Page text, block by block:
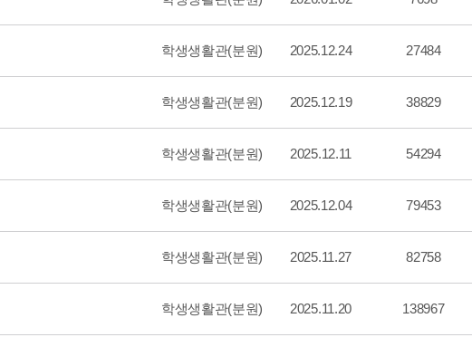
학생생활관(분원) 2025.12.24 27484
학생생활관(분원) 2025.12.19 38829
학생생활관(분원) 2025.12.11 54294
학생생활관(분원) 2025.12.04 79453
학생생활관(분원) 2025.11.27 82758
학생생활관(분원) 2025.11.20 138967